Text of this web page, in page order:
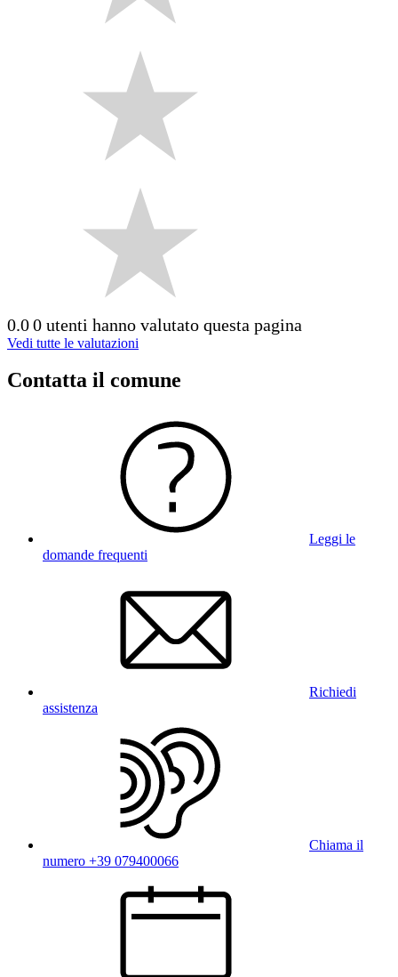
0.00 utenti hanno valutato questa pagina
Vedi tutte le valutazioni
Contatta il comune
Leggi le
domande frequenti
Richiedi
assistenza
Chiama il
numero +39 079400066